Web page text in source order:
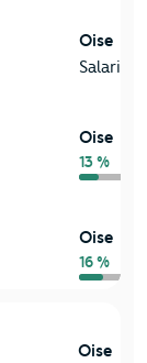
Oise
Salariés
Oise
13 %
Oise
16 %
Oise